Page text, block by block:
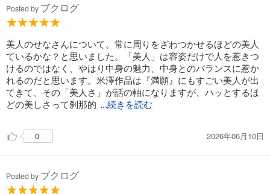
Posted by ブクログ
美人のせなさんについて。常に周りをざわつかせるほどの美人
ているかな？と思いました。「美人」は容姿だけで人を惹きつ
けるのではなく、やはり中身の魅力、中身とのバランスに惹か
れるのだと思います。米澤作品は『満願』にもすごい美人が出
てきて、その「美人さ」が話の軸になりますが、ハッとするほ
どの美しさって刹那的 ...続きを読む
0 2026年06月10日
Posted by ブクログ